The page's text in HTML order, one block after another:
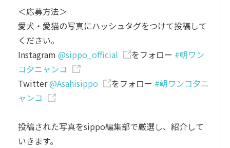
＜応募方法＞
愛犬・愛猫の写真にハッシュタグをつけて投稿して
ください。
Instagram@sippo_official をフォロー #朝ワン
コ夕ニャンコ
Twitter@Asahisippo をフォロー #朝ワンコ夕ニ
ャンコ
投稿された写真をsippo編集部で厳選し、紹介して
いきます。